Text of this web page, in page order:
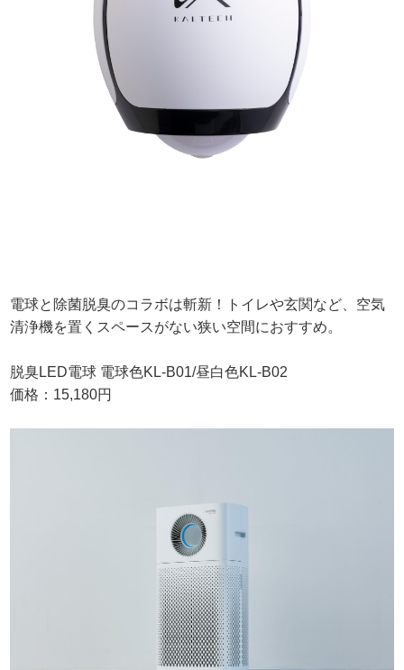
電球と除菌脱臭のコラボは斬新！トイレや玄関など、空気
清浄機を置くスペースがない狭い空間におすすめ。
脱臭LED電球 電球色KL-B01/昼白色KL-B02
価格：15,180円